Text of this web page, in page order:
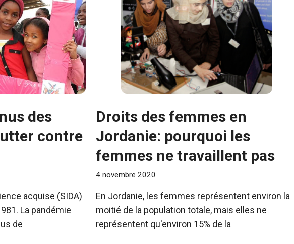
des
contre
acquise (SIDA)
La pandémie
de
Droits des femmes en
Jordanie: pourquoi les
femmes ne travaillent pas
4 novembre 2020
En Jordanie, les femmes représentent environ la
moitié de la population totale, mais elles ne
représentent qu'environ 15% de la